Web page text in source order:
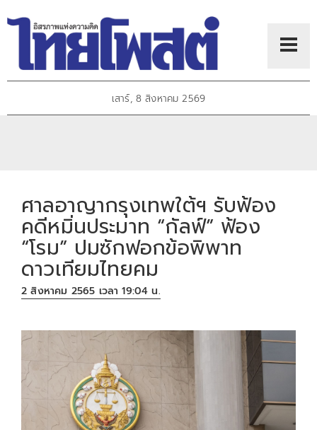
เสาร์, 8 สิงหาคม 2569
ศาลอาญากรุงเทพใต้ฯ รับฟ้อง
คดีหมิ่นประมาท “กัลฟ์” ฟ้อง
“โรม” ปมซักฟอกข้อพิพาท
ดาวเทียมไทยคม
2 สิงหาคม 2565 เวลา 19:04 น.